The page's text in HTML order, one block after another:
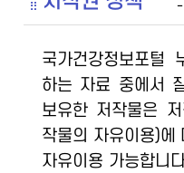
국가건강정보포털
하는 자료 중에서
보유한 저작물은
작물의 자유이용)에
자유이용 가능합니